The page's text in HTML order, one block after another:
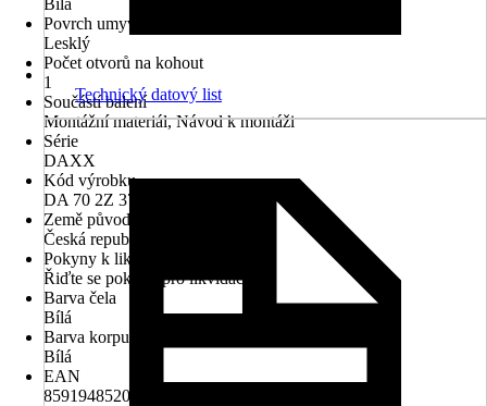
Bílá
Povrch umyvadla
Lesklý
Počet otvorů na kohout
1
Součástí balení
Montážní materiál, Návod k montáži
Série
DAXX
Kód výrobku
DA 70 2Z 379
Země původu
Česká republika
Pokyny k likvidaci
Řiďte se pokyny pro likvidaci
Barva čela
Bílá
Barva korpusu
Bílá
EAN
8591948520887
Technický datový list